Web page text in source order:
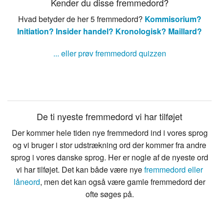
Kender du disse fremmedord?
Hvad betyder de her 5 fremmedord? Kommisorium?
Initiation? Insider handel? Kronologisk? Maillard?
... eller prøv fremmedord quizzen
De ti nyeste fremmedord vi har tilføjet
Der kommer hele tiden nye fremmedord ind i vores sprog
og vi bruger i stor udstrækning ord der kommer fra andre
sprog i vores danske sprog. Her er nogle af de nyeste ord
vi har tilføjet. Det kan både være nyefremmedord eller
låneord, men det kan også være gamle fremmedord der
ofte søges på.